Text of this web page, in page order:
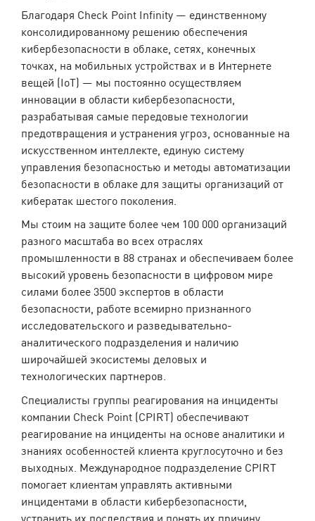
Благодаря Check Point Infinity — единственному
консолидированному решению обеспечения
кибербезопасности в облаке, сетях, конечных
точках, на мобильных устройствах и в Интернете
вещей (IoT) — мы постоянно осуществляем
инновации в области кибербезопасности,
разрабатывая самые передовые технологии
предотвращения и устранения угроз, основанные на
искусственном интеллекте, единую систему
управления безопасностью и методы автоматизации
безопасности в облаке для защиты организаций от
кибератак шестого поколения.
Мы стоим на защите более чем 100 000 организаций
разного масштаба во всех отраслях
промышленности в 88 странах и обеспечиваем более
высокий уровень безопасности в цифровом мире
силами более 3500 экспертов в области
безопасности, работе всемирно признанного
исследовательского и разведывательно-
аналитического подразделения и наличию
широчайшей экосистемы деловых и
технологических партнеров.
Специалисты группы реагирования на инциденты
компании Check Point (CPIRT) обеспечивают
реагирование на инциденты на основе аналитики и
знаниях особенностей клиента круглосуточно и без
выходных. Международное подразделение CPIRT
помогает клиентам управлять активными
инцидентами в области кибербезопасности,
устранить их последствия и понять их причину.